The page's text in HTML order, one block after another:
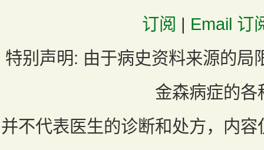
订阅 | Email 订
特别声明: 由于病史资料来源的局
金森病症的各
并不代表医生的诊断和处方，内